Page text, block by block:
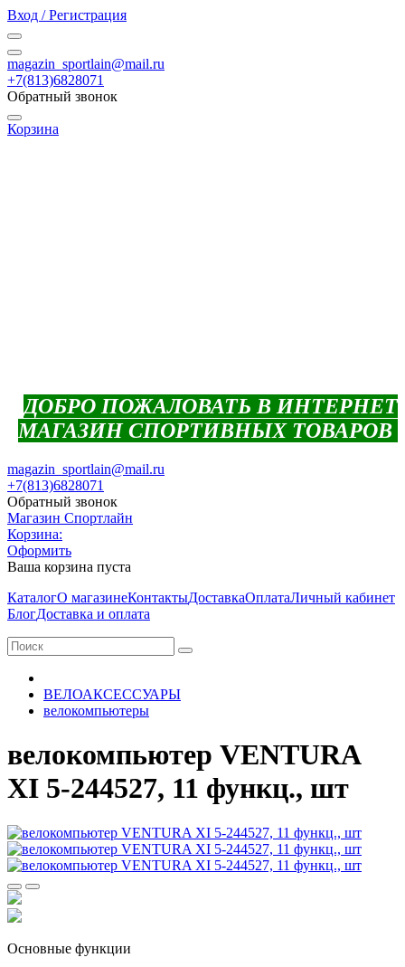
Вход / Регистрация
magazin_sportlain@mail.ru
+7(813)6828071
Обратный звонок
Корзина
ДОБРО ПОЖАЛОВАТЬ В ИНТЕРНЕТ
МАГАЗИН СПОРТИВНЫХ ТОВАРОВ
magazin_sportlain@mail.ru
+7(813)6828071
Обратный звонок
Магазин Спортлайн
Корзина:
Оформить
Ваша корзина пуста
КаталогО магазинеКонтактыДоставкаОплатаЛичный кабинет
БлогДоставка и оплата
ВЕЛОАКСЕССУАРЫ
велокомпьютеры
велокомпьютер VENTURA
XI 5-244527, 11 функц., шт
Основные функции